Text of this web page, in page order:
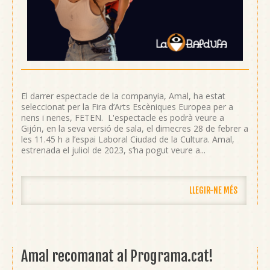
El darrer espectacle de la companyia, Amal, ha estat
seleccionat per la Fira d’Arts Escèniques Europea per a
nens i nenes, FETEN. L'espectacle es podrà veure a
Gijón, en la seva versió de sala, el dimecres 28 de febrer a
les 11.45 h a l’espai Laboral Ciudad de la Cultura. Amal,
estrenada el juliol de 2023, s’ha pogut veure a...
LLEGIR-NE MÉS
Amal recomanat al Programa.cat!